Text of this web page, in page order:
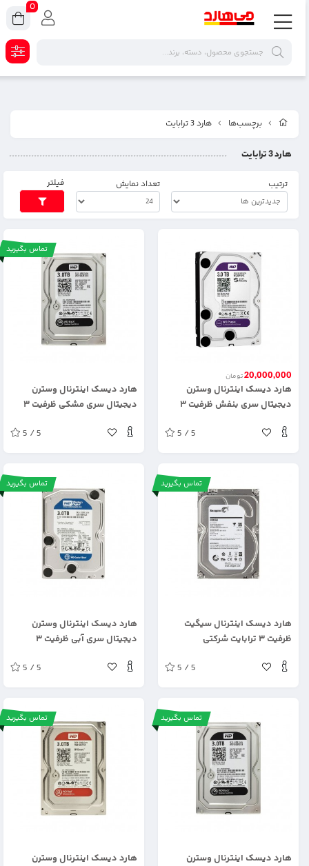
برچسب‌ها هارد 3 ترابایت
هارد 3 ترابایت
ترتیب تعداد نمایش فیلتر
20,000,000تومان
هارد دیسک اینترنال وسترن
دیجیتال سری بنفش ظرفیت ۳
5 / 5
تماس بگیرید
هارد دیسک اینترنال وسترن
دیجیتال سری مشکی ظرفیت ۳
5 / 5
تماس بگیرید
هارد دیسک اینترنال سیگیت
ظرفیت ۳ ترابایت شرکتی
5 / 5
تماس بگیرید
هارد دیسک اینترنال وسترن
دیجیتال سری آبی ظرفیت ۳
5 / 5
تماس بگیرید
هارد دیسک اینترنال وسترن
تماس بگیرید
هارد دیسک اینترنال وسترن
0